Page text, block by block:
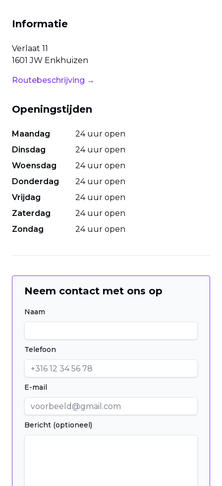
Informatie
Verlaat 11
1601 JW Enkhuizen
Routebeschrijving →
Openingstijden
Maandag
24 uur open
Dinsdag
24 uur open
Woensdag
24 uur open
Donderdag
24 uur open
Vrijdag
24 uur open
Zaterdag
24 uur open
Zondag
24 uur open
Neem contact met ons op
Naam
Telefoon
E-mail
Bericht (optioneel)